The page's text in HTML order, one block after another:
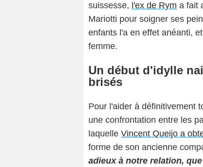
suissesse, l'ex de Rym a fait
Mariotti pour soigner ses
enfants l'a en effet anéanti,
femme.
Un début d'idylle
brisés
Pour l'aider à définitivement
une confrontation entre les
laquelle Vincent Queijo a
forme de son ancienne
adieux à notre relation,